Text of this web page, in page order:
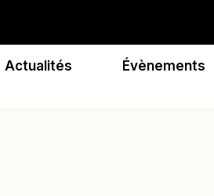
Actualités Évènements